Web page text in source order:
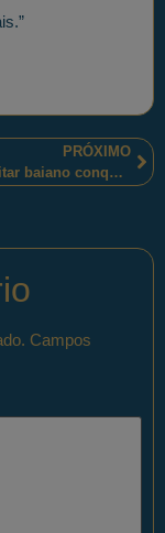
PRÓXIMO
Policial militar baiano conquistou importantes vitórias na 5ª etapa do Campeonato Brasileiro do Tiro Prático,
Campos